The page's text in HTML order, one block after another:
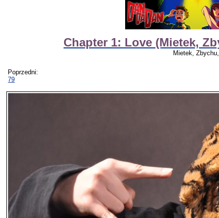
Chapter 1: Love (Mietek,
Mietek,
Poprzedni:
79